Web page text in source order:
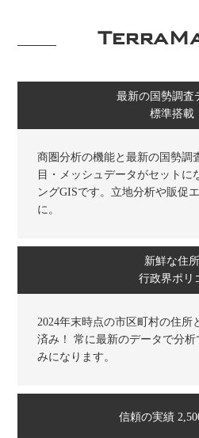
最新の国勢調査
標準搭載
商圏分析の機能と最新の国勢調
目・メッシュデータがセットに
ングGISです。立地分析や販促
に。
新鮮な住
行政界ポリ
2024年末時点の市区町村の住所
済み！ 常に最新のデータで分
みになります。
信頼の実績